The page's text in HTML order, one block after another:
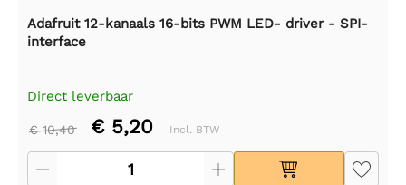
Adafruit 12-kanaals 16-bits PWM LED- driver - SPI-
interface
Direct leverbaar
€ 10,40 € 5,20 Incl. BTW